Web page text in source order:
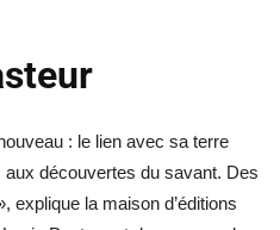
: le lien avec sa terre
découvertes du savant. Des
explique la maison d’éditions